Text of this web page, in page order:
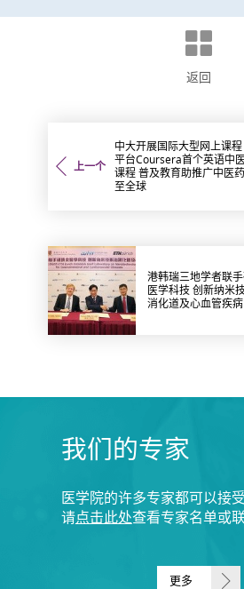
返回
上一个
中大开展国际大型网上课程
平台Coursera首个英语中
课程 普及教育助推广中医药
至全球
港韩瑞三地学者联
医学科技 创新纳米
消化道及心血管疾病
我们的专家
医学院的许多专家都可以接
请点击此处查看专家名单或联
更多